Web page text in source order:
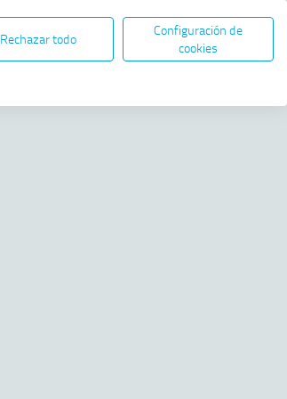
SEDE ELECTRÓNICA
Abre en nueva ventana
Rechazar todo
Configuración de
cookies